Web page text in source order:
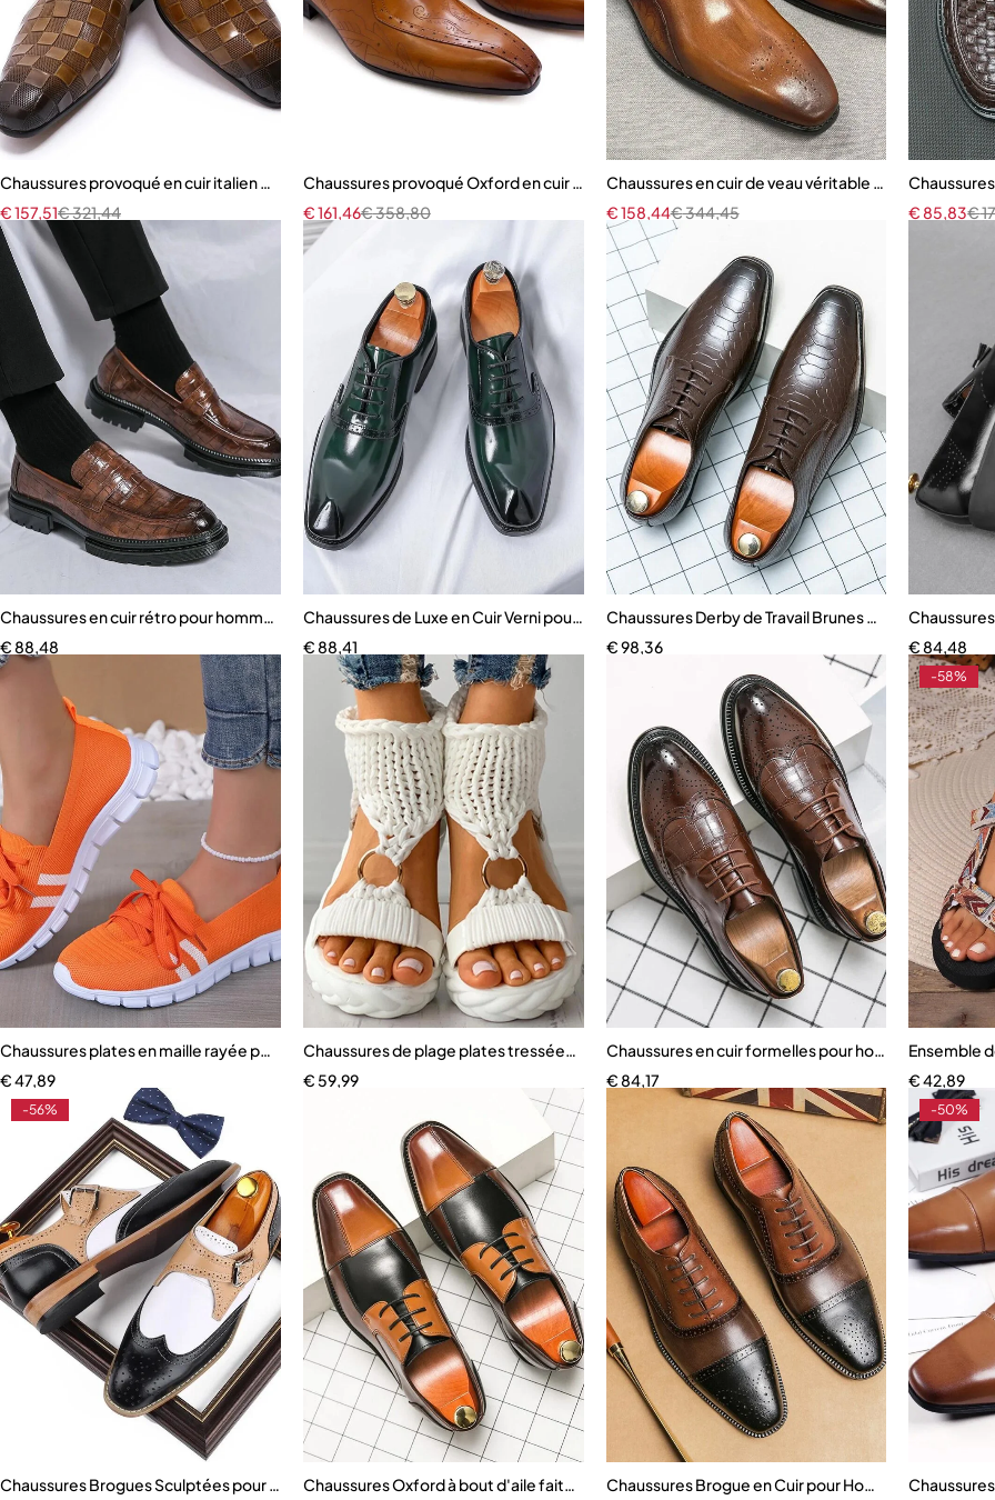
Chaussures provoqué en cuir italien de luxe pour hommes
€321,44
€157,51
Chaussures provoqué Oxford en cuir véritable pour hommes
€358,80
€161,46
Chaussures en cuir de veau véritable imprimé
€344,45
€158,44
€
€ 85,83
Chaussures en cuir rétro pour hommes
€ 88,48
Chaussures de Luxe en Cuir Verni pour Homme
€ 88,41
Chaussures Derby de Travail Brunes pour Homme
€98,36
€ 84,48
Chaussures plates en maille rayée pour femmes
€47,89
Chaussures de plage plates tressées pour femmes
€ 59,99
Chaussures en cuir formelles pour hommes,
€ 84,17
-58%
Ensemble
€42,89
-56%
Chaussures Brogues Sculptées pour HommeChaussures Oxford à bout d'aile faites à la main pour hommesChaussures Brogue en Cuir pour Homme
-50%